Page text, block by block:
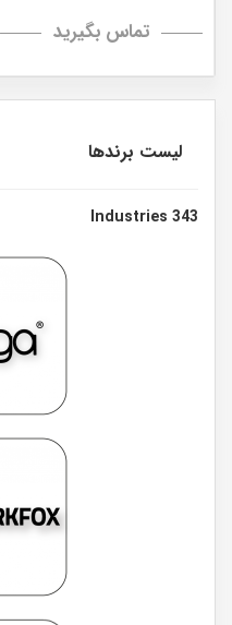
تماس بگیرید
لیست برندها
343 Industries